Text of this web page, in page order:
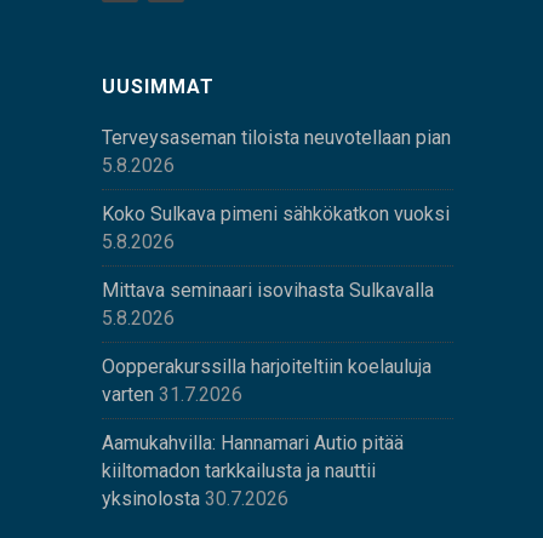
UUSIMMAT
Terveysaseman tiloista neuvotellaan pian
5.8.2026
Koko Sulkava pimeni sähkökatkon vuoksi
5.8.2026
Mittava seminaari isovihasta Sulkavalla
5.8.2026
Oopperakurssilla harjoiteltiin koelauluja
varten 31.7.2026
Aamukahvilla: Hannamari Autio pitää
kiiltomadon tarkkailusta ja nauttii
yksinolosta 30.7.2026